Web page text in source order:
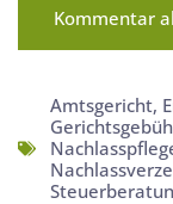
Amtsgericht,